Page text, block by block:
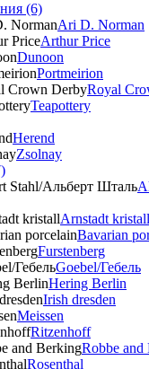
(6)
Ari D. Norman
Arthur Price
Dunoon
Portmeirion
Royal
Teapottery
Herend
Zsolnay
Arnstadt kristall
Bavarian
Furstenberg
Goebel/Гебель
Hering Berlin
Irish dresden
Meissen
Ritzenhoff
Robbe and
Rosenthal